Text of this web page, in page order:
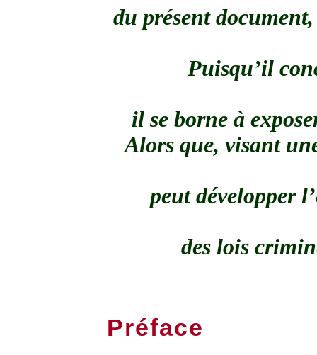
du présent
Puisqu’il
il se borne à
Alors que, visant
peut développer
des lois
Préface